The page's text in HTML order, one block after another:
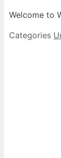
Welcome to
Categories